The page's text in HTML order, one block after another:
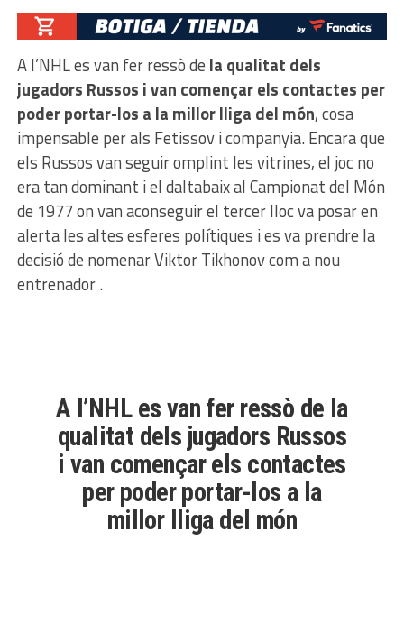
A l’NHL es van fer ressò de la qualitat dels
jugadors Russos i van començar els contactes per
poder portar-los a la millor lliga del món, cosa
impensable per als Fetissov i companyia. Encara que
els Russos van seguir omplint les vitrines, el joc no
era tan dominant i el daltabaix al Campionat del Món
de 1977 on van aconseguir el tercer lloc va posar en
alerta les altes esferes polítiques i es va prendre la
decisió de nomenar Viktor Tikhonov com a nou
entrenador .
A l’NHL es van fer ressò de la
qualitat dels jugadors Russos
i van començar els contactes
per poder portar-los a la
millor lliga del món